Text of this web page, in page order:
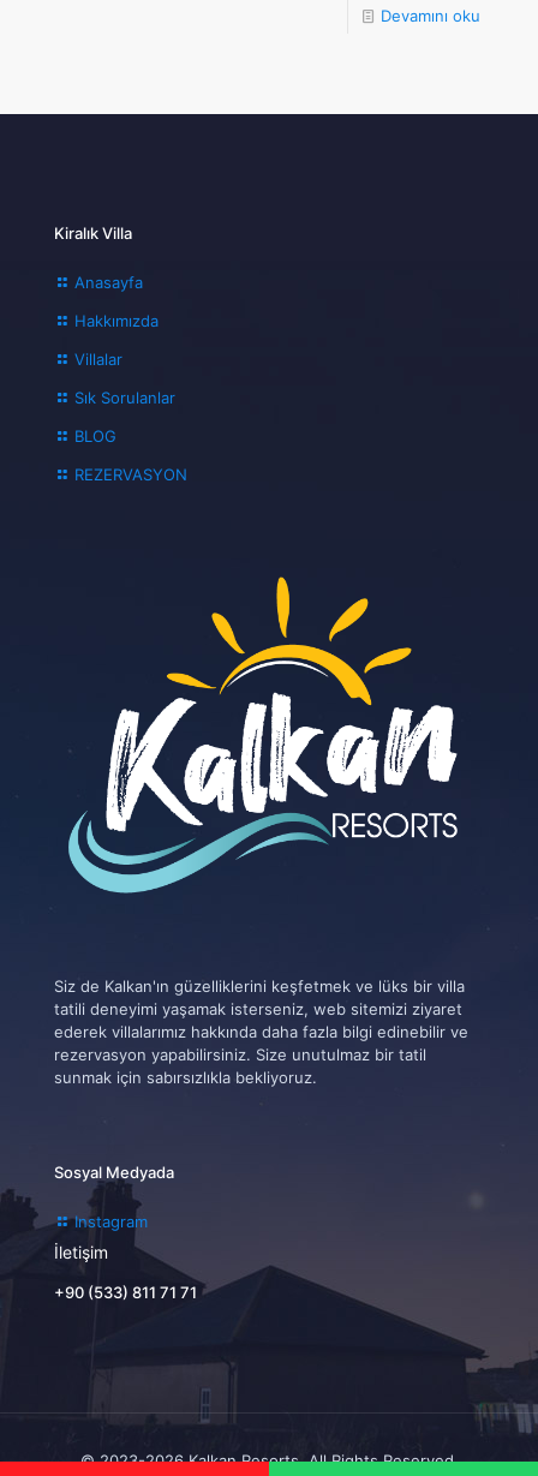
Devamını oku
Kiralık Villa
Anasayfa
Hakkımızda
Villalar
Sık Sorulanlar
BLOG
REZERVASYON
Siz de Kalkan'ın güzelliklerini keşfetmek ve lüks bir villa
tatili deneyimi yaşamak isterseniz, web sitemizi ziyaret
ederek villalarımız hakkında daha fazla bilgi edinebilir ve
rezervasyon yapabilirsiniz. Size unutulmaz bir tatil
sunmak için sabırsızlıkla bekliyoruz.
Sosyal Medyada
Instagram
İletişim
+90 (533) 811 71 71
© 2023-2026 Kalkan Resorts. All Rights Reserved.